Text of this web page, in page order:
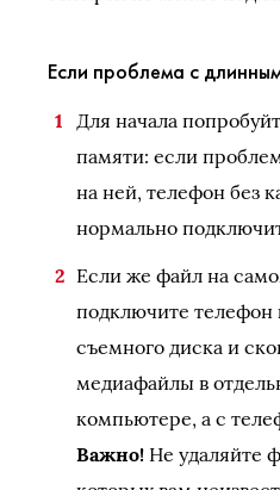
Если проблема с
Для начала
памяти: если
на ней, телефон без
нормально
Если же файл на
подключите
съемного диска и
медиафайлы в
компьютере, а с
Важно! Не удаляйте